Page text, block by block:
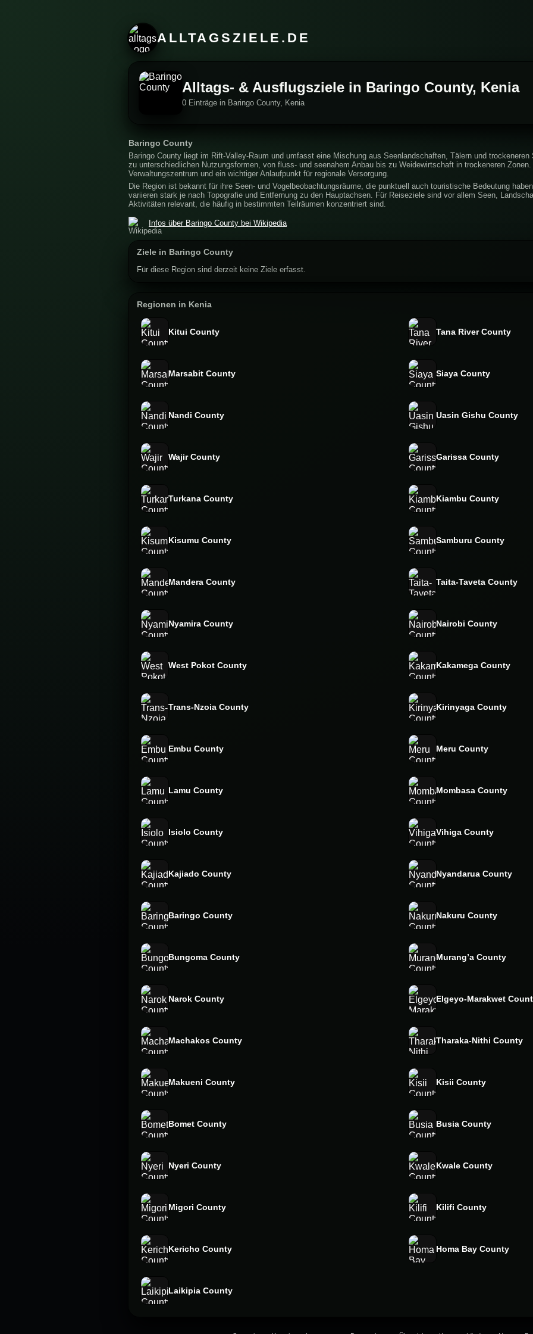
ALLTAGSZIELE.DE
Alltags- & Ausflugsziele in Baringo County, Kenia
0 Einträge in Baringo County, Kenia
Baringo County
Baringo County liegt im Rift-Valley-Raum und umfasst eine Mischung aus Seenlandschaften, Tälern und
zu unterschiedlichen Nutzungsformen, von fluss- und seenahem Anbau bis zu Weidewirtschaft in trockeneren
Verwaltungszentrum und ein wichtiger Anlaufpunkt für regionale Versorgung.
Die Region ist bekannt für ihre Seen- und Vogelbeobachtungsräume, die punktuell auch touristische Bedeutung
variieren stark je nach Topografie und Entfernung zu den Hauptachsen. Für Reiseziele sind vor allem Seen,
Aktivitäten relevant, die häufig in bestimmten Teilräumen konzentriert sind.
Infos über Baringo County bei Wikipedia
Ziele in Baringo County
Für diese Region sind derzeit keine Ziele erfasst.
Regionen in Kenia
Kitui County Tana River County
Marsabit County Siaya County
Nandi County Uasin Gishu County
Wajir County Garissa County
Turkana County Kiambu County
Kisumu County Samburu County
Mandera County Taita-Taveta County
Nyamira County Nairobi County
West Pokot County Kakamega County
Trans-Nzoia County Kirinyaga County
Embu County Meru County
Lamu County Mombasa County
Isiolo County Vihiga County
Kajiado County Nyandarua County
Baringo County Nakuru County
Bungoma County Murang’a County
Narok County Elgeyo-Marakwet
Machakos County Tharaka-Nithi County
Makueni County Kisii County
Bomet County Busia County
Nyeri County Kwale County
Migori County Kilifi County
Kericho County Homa Bay County
Laikipia County